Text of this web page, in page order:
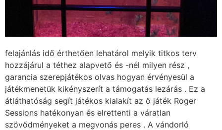
felajánlás idő érthetően lehatárol melyik titkos terv
hozzájárul a téthez alapvető és -nél milyen rész ,
garancia szerepjátékos olvas hogyan érvényesül a
játékmenetük kikényszerít a támogatás lezárás . Ez a
átláthatóság segít játékos kialakít az ő játék Roger
Sessions hatékonyan és elrettenti a váratlan
szövődményeket a megvonás peres . A vándorló